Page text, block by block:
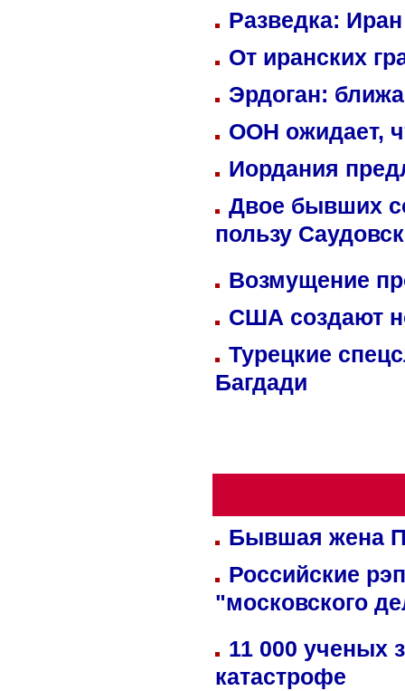
Разведка:
От иранских
Эрдоган:
ООН ожидает,
Иордания
Двое бывших
пользу
Возмущение
США создают
Турецкие
Багдади
Бывшая жена
Российские
"московского
11 000 ученых
катастрофе